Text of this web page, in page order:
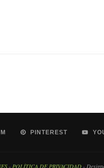
PINTEREST
- POLÍTICA DE PRIVACIDAD-